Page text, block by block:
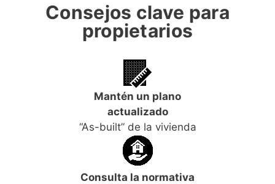
Consejos clave para
propietarios
Mantén un plano
actualizado
“As-built” de la vivienda
Consulta la normativa